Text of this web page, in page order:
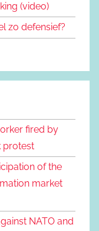
(video)
zo defensief?
fired by
protest
of the
market
NATO and